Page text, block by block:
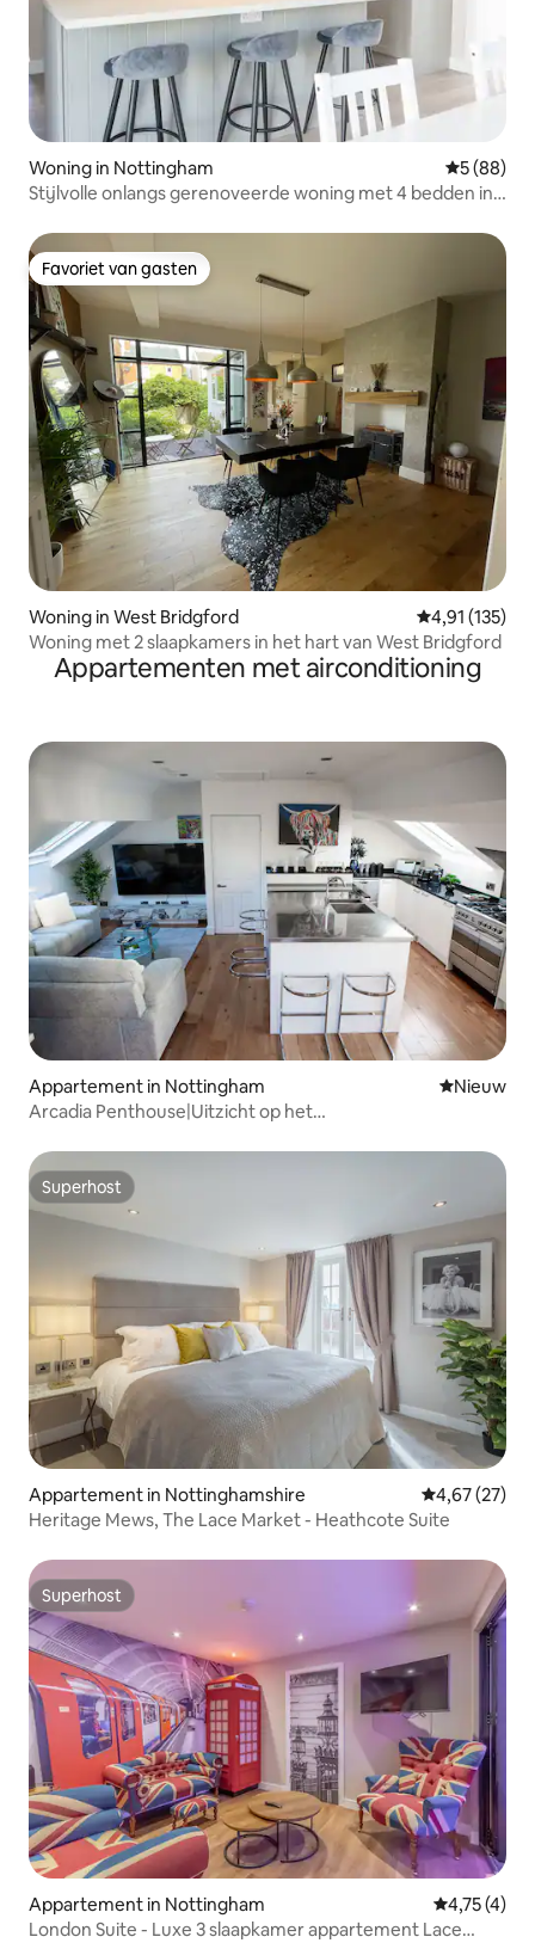
Woning in Nottingham
5 (88)
Stijlvolle onlangs gerenoveerde woning met 4 bedden in
Favoriet van gasten
Favoriet van gasten
Woning in West Bridgford Gemiddelde
4,91 (135)
Woning met 2 slaapkamers in het hart van West Bridgford
Appartementen met airconditioning
Appartement in Nottingham Nieuwe
Nieuw
Arcadia Penthouse|Uitzicht op het
Superhost
Superhost
Appartement in Nottinghamshire Gemiddelde
4,67 (27)
Heritage Mews, The Lace Market - Heathcote Suite
Superhost
Superhost
Appartement in Nottingham
4,75 (4)
London Suite - Luxe 3 slaapkamer appartement Lace